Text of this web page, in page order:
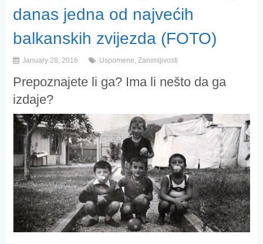
danas jedna od najvećih
balkanskih zvijezda (FOTO)
January 28, 2016 Uspomene, Zanimljivosti
Prepoznajete li ga? Ima li nešto da ga
izdaje?